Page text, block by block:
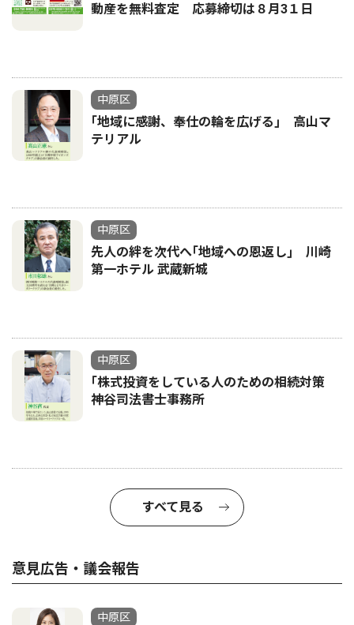
動産を無料査定 応募締切は８月3１日
中原区
｢地域に感謝、奉仕の輪を広げる｣ 高山マ
テリアル
中原区
先人の絆を次代へ｢地域への恩返し｣ 川崎
第一ホテル 武蔵新城
中原区
｢株式投資をしている人のための相続対策
神谷司法書士事務所
すべて見る
意見広告・議会報告
中原区